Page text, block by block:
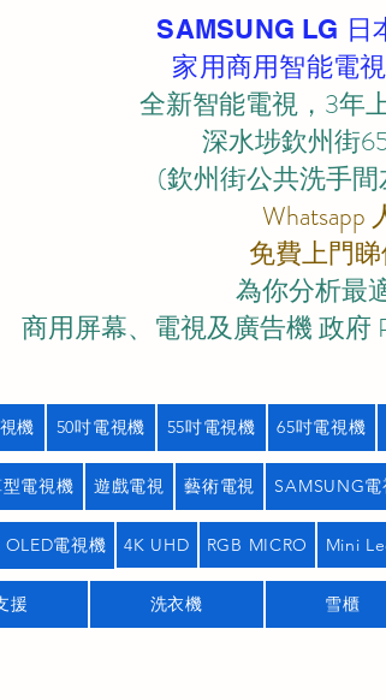
SAMSUNG LG 日
家用商用智能電
全新智能電視，3年
深水埗欽州街
(欽州街公共洗手
Whatsapp
免費上門
為你分析最
商用屏幕、電視及廣告機 政府
機 50吋電視機 55吋電視機 65吋電視機
電視機 遊戲電視 藝術電視 SAMSUNG
OLED電視機 4K UHD RGB MICRO Mini
援 洗衣機 雪櫃